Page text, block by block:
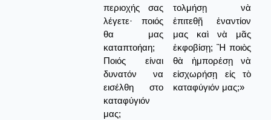
περιοχής σας
λέγετε· ποιός
θα μας
καταπτοήαη;
Ποιός είναι
δυνατόν να
εισέλθη στο
καταφύγιόν
μας;
τολμήσῃ νὰ
ἐπιτεθῇ ἐναντίον
μας καὶ νὰ μᾶς
ἐκφοβίσῃ; Ἢ ποιὸς
θὰ ἠμπορέσῃ νὰ
εἰσχωρήσῃ εἰς τὸ
καταφύγιόν μας;»